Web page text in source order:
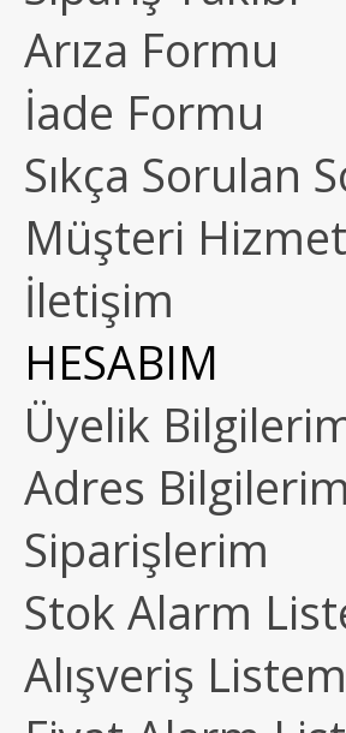
Arıza Formu
İade Formu
Sıkça Sorulan
Müşteri
İletişim
HESABIM
Üyelik
Adres Bilgilerim
Siparişlerim
Stok Alarm
Alışveriş Listem